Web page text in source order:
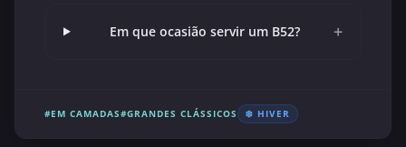
Em que ocasião servir um B52? +
#EM CAMADAS#GRANDES CLÁSSICOS ❄️ HIVER